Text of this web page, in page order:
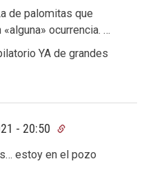
de palomitas que
ocurrencia. …
YA de grandes
- 20:50
estoy en el pozo